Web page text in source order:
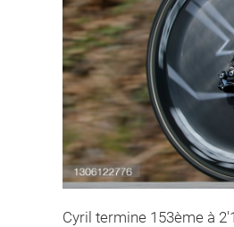
Cyril termine 153ème à